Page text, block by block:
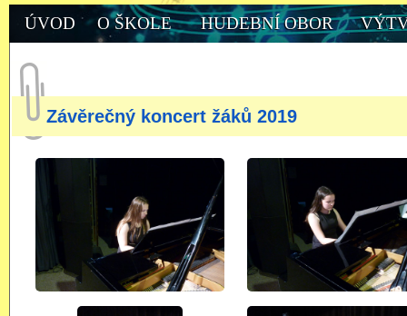
ÚVOD O ŠKOLE HUDEBNÍ OBOR
Závěrečný koncert žáků 2019